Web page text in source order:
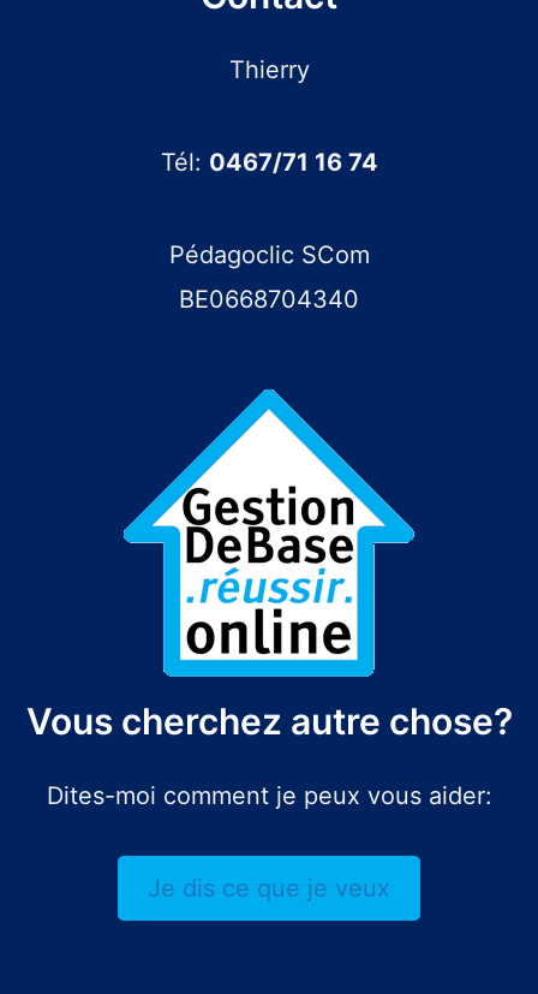
Thierry
Tél: 0467/71 16 74
Pédagoclic SCom
BE0668704340
Vous cherchez autre chose?
Dites-moi comment je peux vous aider:
Je dis ce que je veux